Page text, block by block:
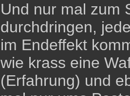
Und nur mal zum
durchdringen,
im Endeffekt
wie krass eine
(Erfahrung) und